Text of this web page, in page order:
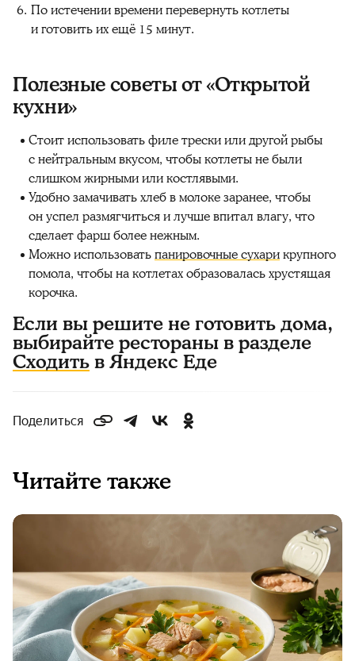
По истечении времени перевернуть котлеты
и готовить их ещё 15 минут.
Полезные советы от «Открытой
кухни»
Стоит использовать филе трески или другой рыбы
с нейтральным вкусом, чтобы котлеты не были
слишком жирными или костлявыми.
Удобно замачивать хлеб в молоке заранее, чтобы
он успел размягчиться и лучше впитал влагу, что
сделает фарш более нежным.
Можно использоватьпанировочные сухарикрупного
помола, чтобы на котлетах образовалась хрустящая
корочка.
Если вы решите не готовить дома,
выбирайте рестораны в разделе
Сходитьв Яндекс Еде
Поделиться
Читайте также